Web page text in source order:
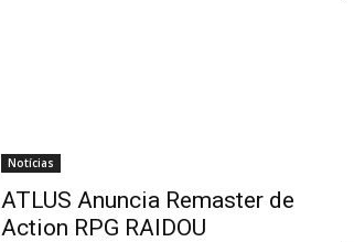
Notícias
ATLUS Anuncia Remaster de
Action RPG RAIDOU